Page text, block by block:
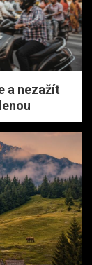
a nezažít